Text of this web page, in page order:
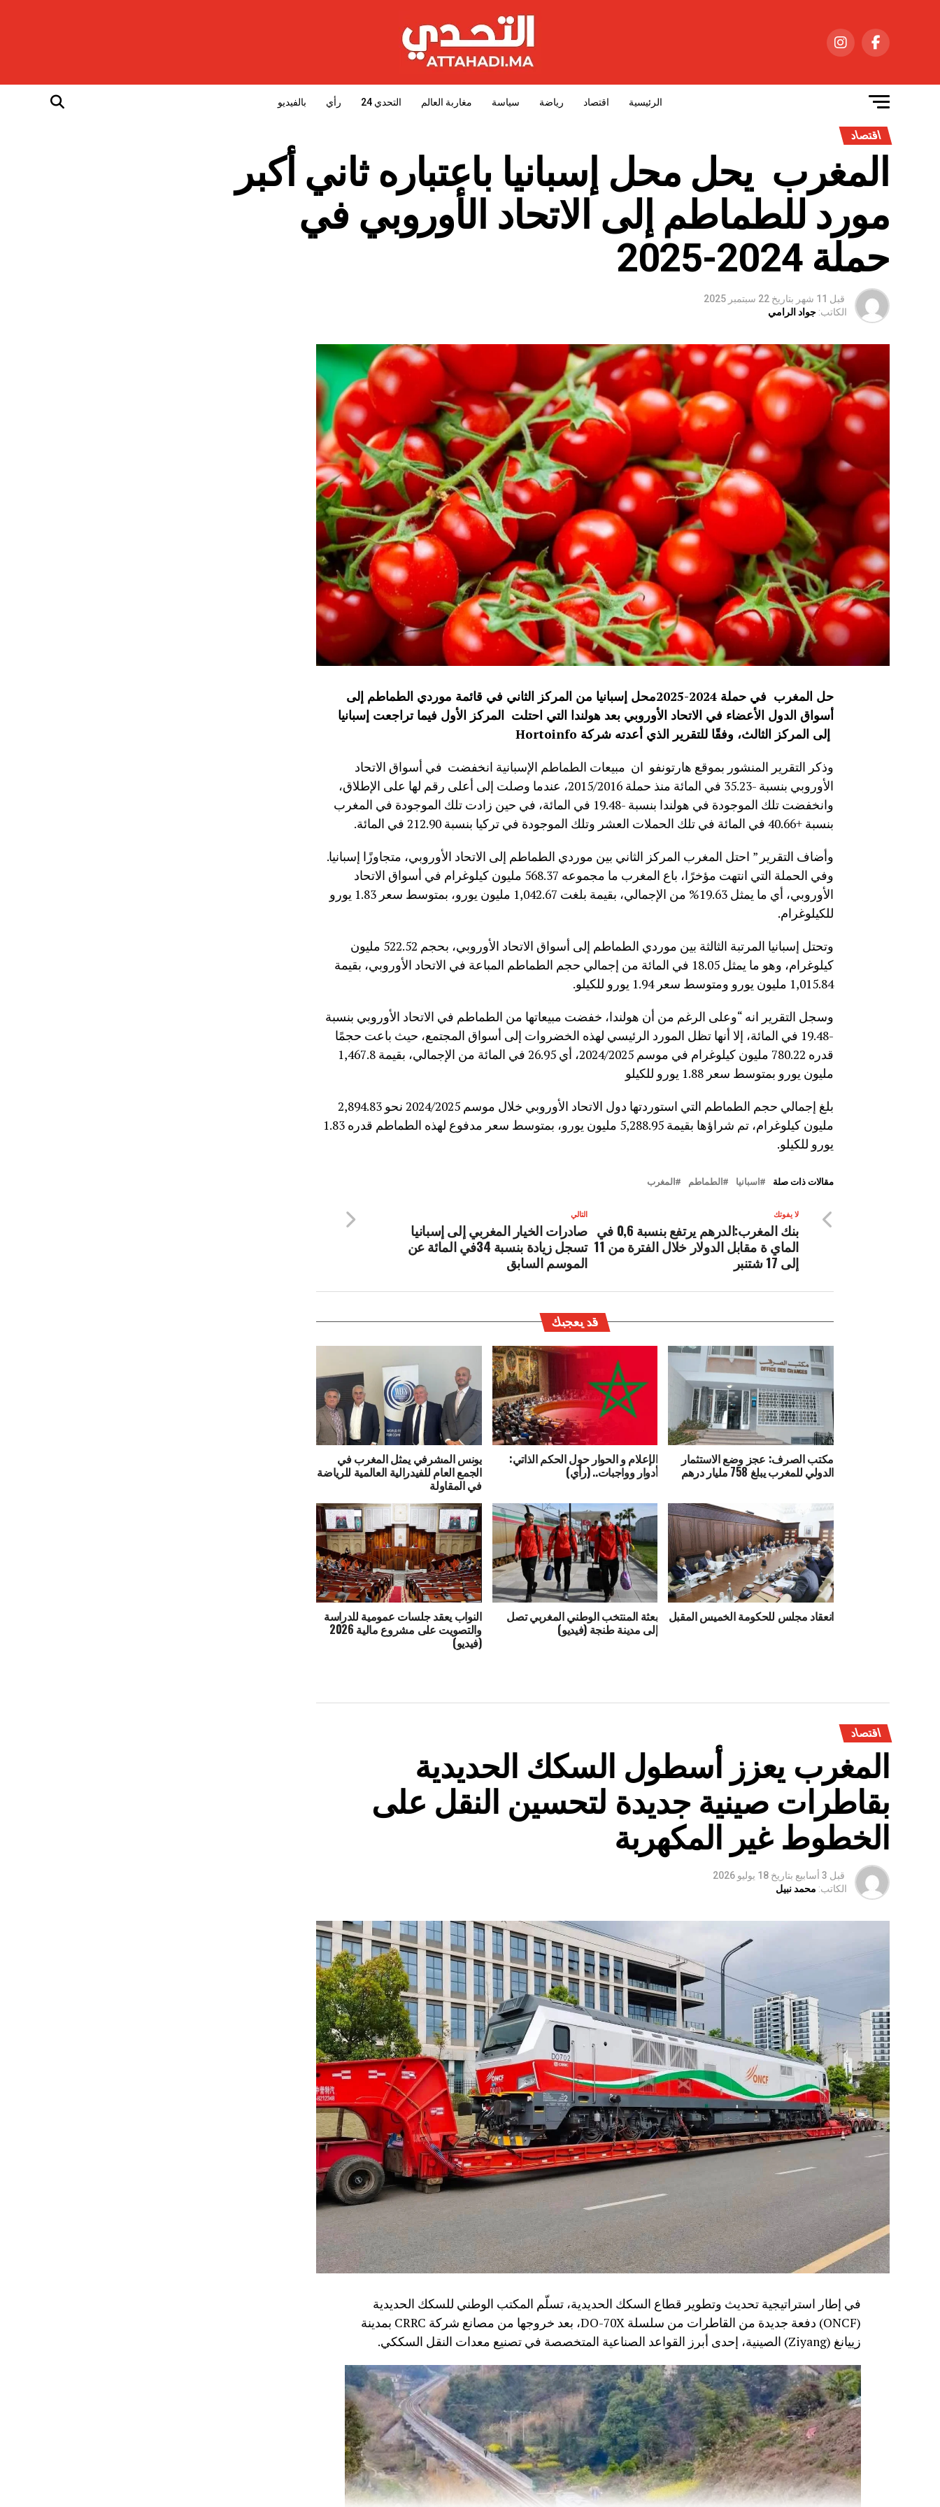
الرئيسية اقتصاد رياضة سياسة مغاربة العالم التحدي 24 رأي بالفيديو
اقتصاد
المغرب يحل محل إسبانيا باعتباره ثاني أكبر
مورد للطماطم إلى الاتحاد الأوروبي في
حملة 2024-2025
قبل 11 شهر بتاريخ 22 سبتمبر 2025
الكاتب: جواد الرامي
حل المغرب في حملة 2024-2025محل إسبانيا من المركز الثاني في قائمة موردي الطماطم إلى
أسواق الدول الأعضاء في الاتحاد الأوروبي بعد هولندا التي احتلت المركز الأول فيما تراجعت إسبانيا
إلى المركز الثالث، وفقًا للتقرير الذي أعدته شركة
وذكر التقرير المنشور بموقع هارتونفو ان مبيعات الطماطم الإسبانية انخفضت في أسواق الاتحاد
الأوروبي بنسبة -35.23 في المائة منذ حملة 2015/2016، عندما وصلت إلى أعلى رقم لها على الإطلاق،
وانخفضت تلك الموجودة في هولندا بنسبة -19.48 في المائة، في حين زادت تلك الموجودة في المغرب
بنسبة +40.66 في المائة في تلك الحملات العشر وتلك الموجودة في تركيا بنسبة 212.90 في المائة.
وأضاف التقرير ” احتل المغرب المركز الثاني بين موردي الطماطم إلى الاتحاد الأوروبي، متجاوزًا إسبانيا.
وفي الحملة التي انتهت مؤخرًا، باع المغرب ما مجموعه 568.37 مليون كيلوغرام في أسواق الاتحاد
الأوروبي، أي ما يمثل 19.63% من الإجمالي، بقيمة بلغت 1,042.67 مليون يورو، بمتوسط ​​سعر 1.83 يورو
للكيلوغرام.
وتحتل إسبانيا المرتبة الثالثة بين موردي الطماطم إلى أسواق الاتحاد الأوروبي، بحجم 522.52 مليون
كيلوغرام، وهو ما يمثل 18.05 في المائة من إجمالي حجم الطماطم المباعة في الاتحاد الأوروبي، بقيمة
1,015.84 مليون يورو ومتوسط ​​سعر 1.94 يورو للكيلو.
وسجل التقرير انه “وعلى الرغم من أن هولندا، خفضت مبيعاتها من الطماطم في الاتحاد الأوروبي بنسبة
-19.48 في المائة، إلا أنها تظل المورد الرئيسي لهذه الخضروات إلى أسواق المجتمع، حيث باعت حجمًا
قدره 780.22 مليون كيلوغرام في موسم 2024/2025، أي 26.95 في المائة من الإجمالي، بقيمة 1,467.8
مليون يورو بمتوسط ​​سعر 1.88 يورو للكيلو
بلغ إجمالي حجم الطماطم التي استوردتها دول الاتحاد الأوروبي خلال موسم 2024/2025 نحو 2,894.83
مليون كيلوغرام، تم شراؤها بقيمة 5,288.95 مليون يورو، بمتوسط ​​سعر مدفوع لهذه الطماطم قدره 1.83
يورو للكيلو.
مقالات ذات صلة اسبانيا الطماطم المغرب
التالي
صادرات الخيار المغربي إلى إسبانيا
تسجل زيادة بنسبة 34في المائة عن
الموسم السابق
لا يفوتك
بنك المغرب:الدرهم يرتفع بنسبة 0,6 في
الماي ة مقابل الدولار خلال الفترة من 11
إلى 17 شتنبر
قد يعجبك
مكتب الصرف: عجز وضع الاستثمار
الدولي للمغرب يبلغ 758 مليار درهم
الإعلام و الحوار حول الحكم الذاتي:
أدوار وواجبات.. (رأي)
يونس المشرفي يمثل المغرب في
الجمع العام للفيدرالية العالمية للرياضة
في المقاولة
انعقاد مجلس للحكومة الخميس المقبل بعثة المنتخب الوطني المغربي تصل
إلى مدينة طنجة (فيديو)
النواب يعقد جلسات عمومية للدراسة
والتصويت على مشروع مالية 2026
(فيديو)
اقتصاد
المغرب يعزز أسطول السكك الحديدية
بقاطرات صينية جديدة لتحسين النقل على
الخطوط غير المكهربة
قبل 3 أسابيع بتاريخ 18 يوليو 2026
الكاتب: محمد نبيل
في إطار استراتيجية تحديث وتطوير قطاع السكك الحديدية، تسلّم المكتب الوطني للسكك الحديدية
(ONCF) دفعة جديدة من القاطرات من سلسلة DO-70X، بعد خروجها من مصانع شركة CRRC بمدينة
زييانغ (Ziyang) الصينية، إحدى أبرز القواعد الصناعية المتخصصة في تصنيع معدات النقل السككي.